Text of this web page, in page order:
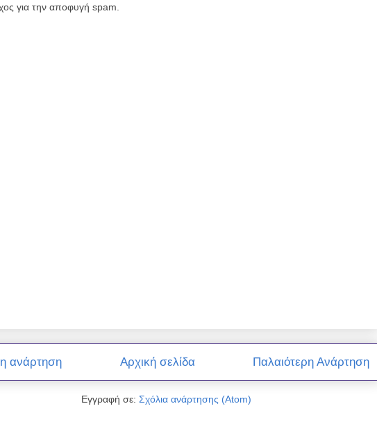
για την αποφυγή spam.
ανάρτηση Παλαιότερη Ανάρτηση
Αρχική σελίδα
Εγγραφή σε: Σχόλια ανάρτησης (Atom)